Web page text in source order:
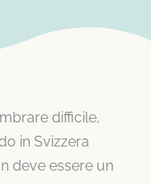
difficile,
in Svizzera
deve essere un